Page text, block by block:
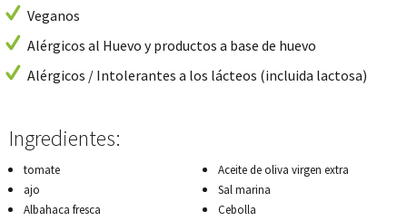
Veganos
Alérgicos al Huevo y productos a base de huevo
Alérgicos / Intolerantes a los lácteos (incluida lactosa)
Ingredientes:
tomate
ajo
Albahaca fresca
Aceite de oliva virgen extra
Sal marina
Cebolla